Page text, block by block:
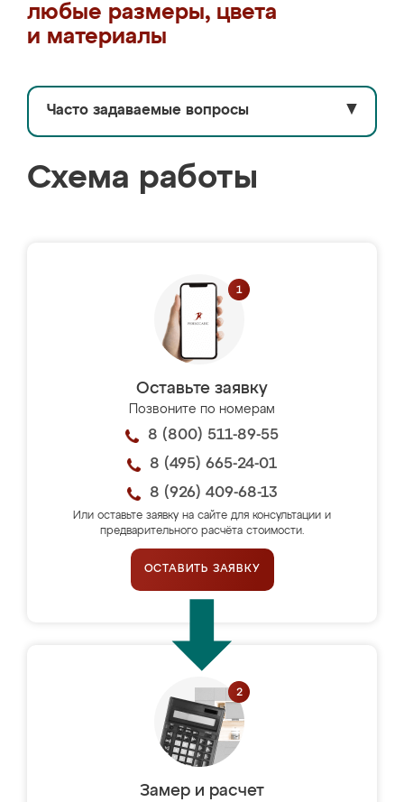
любые размеры, цвета
и материалы
Часто задаваемые вопросы ▼
Схема работы
Оставьте заявку
Позвоните по номерам
8 (800) 511-89-55
8 (495) 665-24-01
8 (926) 409-68-13
Или оставьте заявку на сайте для консультации и
предварительного расчёта стоимости.
ОСТАВИТЬ ЗАЯВКУ
Замер и расчет